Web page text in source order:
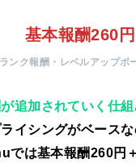
基本報酬260
ランク報酬・レベルアップボ
追加されていく仕
イシングがベース
では基本報酬260円